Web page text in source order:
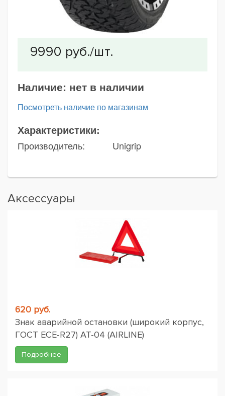
Наличие: нет в наличии
Посмотреть наличие по магазинам
Характеристики:
Производитель: Unigrip
Аксессуары
620 руб.
Знак аварийной остановки (широкий корпус,
ГОСТ ЕСЕ-R27) AT-04 (AIRLINE)
Подробнее